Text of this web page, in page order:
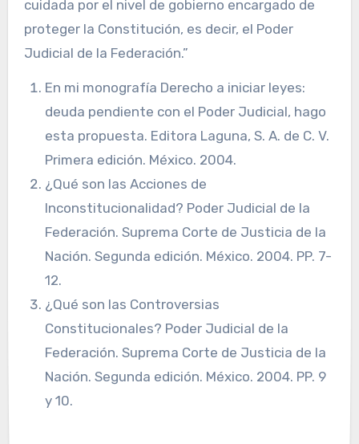
cuidada por el nivel de gobierno encargado de
proteger la Constitución, es decir, el Poder
Judicial de la Federación.”
En mi monografía Derecho a iniciar leyes:
deuda pendiente con el Poder Judicial, hago
esta propuesta. Editora Laguna, S. A. de C. V.
Primera edición. México. 2004.
¿Qué son las Acciones de
Inconstitucionalidad? Poder Judicial de la
Federación. Suprema Corte de Justicia de la
Nación. Segunda edición. México. 2004. PP. 7-
12.
¿Qué son las Controversias
Constitucionales? Poder Judicial de la
Federación. Suprema Corte de Justicia de la
Nación. Segunda edición. México. 2004. PP. 9
y 10.